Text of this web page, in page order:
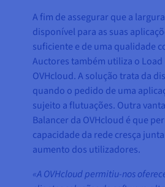
A fim de assegurar que a
disponível para as suas
suficiente e de uma qualidade
Auctores também utiliza o Load
OVHcloud. A solução trata da
quando o pedido de uma
sujeito a flutuações. Outra
Balancer da OVHcloud é que
capacidade da rede cresça
aumento dos utilizadores.
«A OVHcloud permitiu-nos